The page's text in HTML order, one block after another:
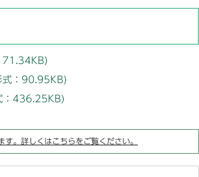
71.34KB)
式：90.95KB)
：436.25KB)
。詳しくはこちらをご覧ください。